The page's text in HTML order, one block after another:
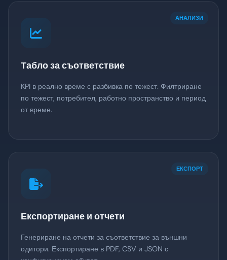
АНАЛИЗИ
Табло за съответствие
KPI в реално време с разбивка по тежест. Филтриране
по тежест, потребител, работно пространство и период
от време.
ЕКСПОРТ
Експортиране и отчети
Генериране на отчети за съответствие за външни
одитори. Експортиране в PDF, CSV и JSON с